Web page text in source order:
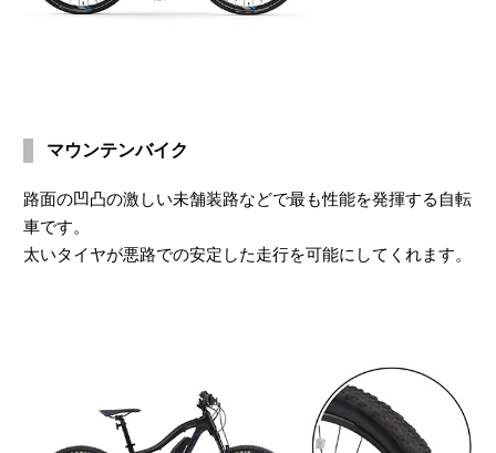
マウンテンバイク
路面の凹凸の激しい未舗装路などで最も性能を発揮する自転
車です。
太いタイヤが悪路での安定した走行を可能にしてくれます。